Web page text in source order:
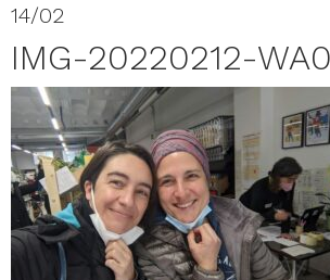
14/02
IMG-20220212-